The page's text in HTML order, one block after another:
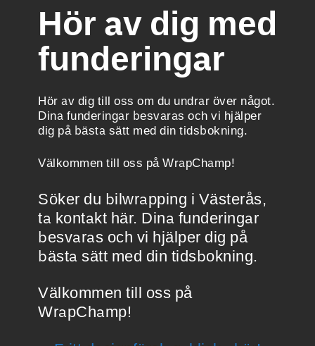
Hör av dig med
funderingar
Hör av dig till oss om du undrar över något.
Dina funderingar besvaras och vi hjälper
dig på bästa sätt med din tidsbokning.
Välkommen till oss på WrapChamp!
Söker du bilwrapping i Västerås,
ta kontakt här. Dina funderingar
besvaras och vi hjälper dig på
bästa sätt med din tidsbokning.
Välkommen till oss på
WrapChamp!